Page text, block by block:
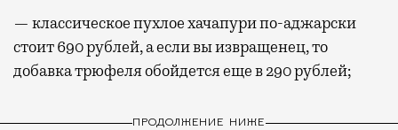
— классическое пухлое хачапури по-аджарски
стоит 690 рублей, а если вы извращенец, то
добавка трюфеля обойдется еще в 290 рублей;
ПРОДОЛЖЕНИЕ НИЖЕ